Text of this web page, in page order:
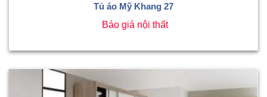
Tủ áo Mỹ Khang 27
Báo giá nội thất